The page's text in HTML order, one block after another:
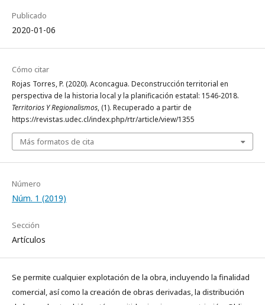
Publicado
2020-01-06
Cómo citar
Rojas Torres, P. (2020). Aconcagua. Deconstrucción territorial en
perspectiva de la historia local y la planificación estatal: 1546-2018.
Territorios Y Regionalismos, (1). Recuperado a partir de
https://revistas.udec.cl/index.php/rtr/article/view/1355
Más formatos de cita
Número
Núm. 1 (2019)
Sección
Artículos
Se permite cualquier explotación de la obra, incluyendo la finalidad
comercial, así como la creación de obras derivadas, la distribución